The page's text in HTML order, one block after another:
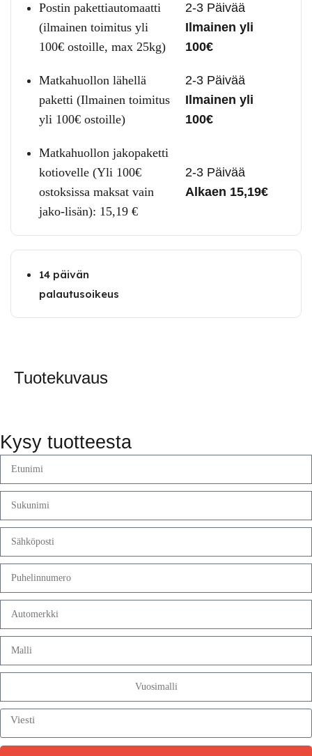
Postin pakettiautomaatti
(ilmainen toimitus yli
100€ ostoille, max 25kg)
2-3 Päivää
Ilmainen yli
100€
Matkahuollon lähellä
paketti (Ilmainen toimitus
yli 100€ ostoille)
2-3 Päivää
Ilmainen yli
100€
Matkahuollon jakopaketti
kotiovelle (Yli 100€
ostoksissa maksat vain
jako-lisän): 15,19 €
2-3 Päivää
Alkaen 15,19€
14 päivän
palautusoikeus
Tuotekuvaus
Kysy tuotteesta